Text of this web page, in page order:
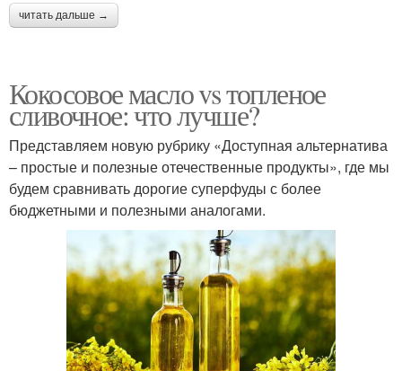
читать дальше →
Кокосовое масло vs топленое
сливочное: что лучше?
Представляем новую рубрику «Доступная альтернатива
– простые и полезные отечественные продукты», где мы
будем сравнивать дорогие суперфуды с более
бюджетными и полезными аналогами.